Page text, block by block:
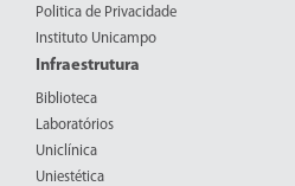
Politica de Privacidade
Instituto Unicampo
Infraestrutura
Biblioteca
Laboratórios
Uniclínica
Uniestética